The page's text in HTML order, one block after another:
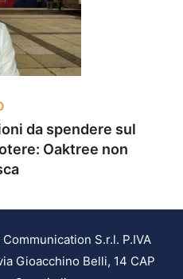
da spendere sul
Oaktree non
S.r.l. P.IVA
Gioacchino Belli, 14 CAP